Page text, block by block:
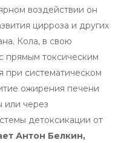
воздействии он
цирроза и других
Кола, в свою
прямым токсическим
при систематическом
ожирения печени
или через
детоксикации от
Антон Белкин,